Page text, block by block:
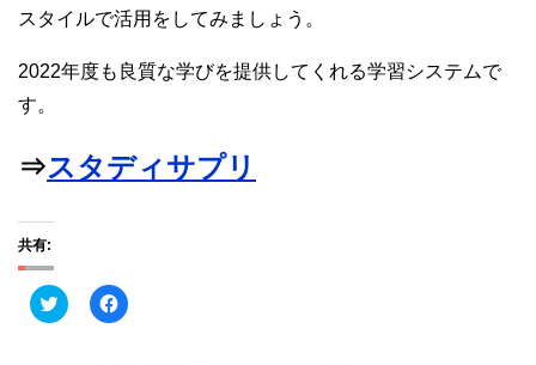
スタイルで活用をしてみましょう。
2022年度も良質な学びを提供してくれる学習システムで
す。
⇒スタディサプリ
共有:
ク
リ
F
a